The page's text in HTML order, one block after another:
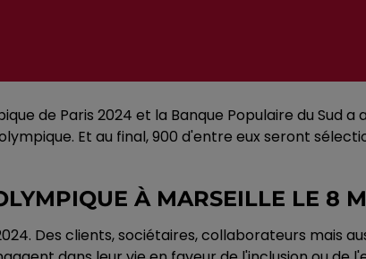
de Paris 2024 et la Banque Populaire du Sud
Et au final, 900 d'entre eux seront
À MARSEILLE LE 8
Des clients, sociétaires, collaborateurs mais